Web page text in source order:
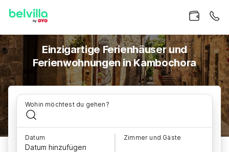
Einzigartige Ferienhäuser und
Ferienwohnungen in Kambochora
Wohin möchtest du gehen?
Datum
Datum hinzufügen
Zimmer und Gäste